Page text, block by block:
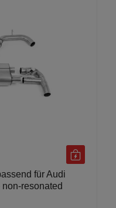
für Audi
resonated